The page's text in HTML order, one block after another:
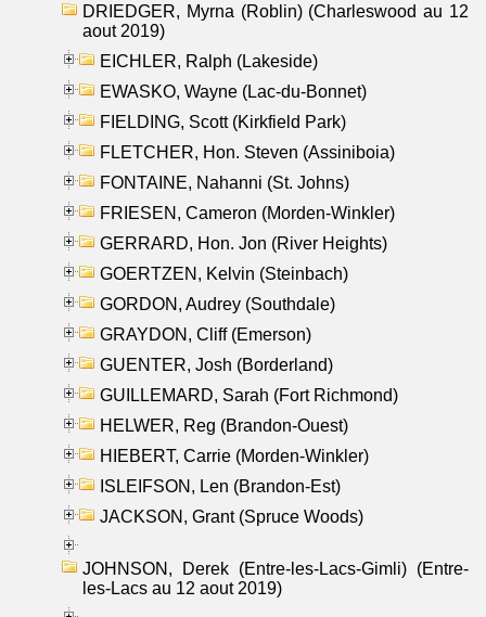
DRIEDGER, Myrna (Roblin) (Charleswood au 12
aout 2019)
EICHLER, Ralph (Lakeside)
EWASKO, Wayne (Lac-du-Bonnet)
FIELDING, Scott (Kirkfield Park)
FLETCHER, Hon. Steven (Assiniboia)
FONTAINE, Nahanni (St. Johns)
FRIESEN, Cameron (Morden-Winkler)
GERRARD, Hon. Jon (River Heights)
GOERTZEN, Kelvin (Steinbach)
GORDON, Audrey (Southdale)
GRAYDON, Cliff (Emerson)
GUENTER, Josh (Borderland)
GUILLEMARD, Sarah (Fort Richmond)
HELWER, Reg (Brandon-Ouest)
HIEBERT, Carrie (Morden-Winkler)
ISLEIFSON, Len (Brandon-Est)
JACKSON, Grant (Spruce Woods)
JOHNSON, Derek (Entre-les-Lacs-Gimli) (Entre-
les-Lacs au 12 aout 2019)